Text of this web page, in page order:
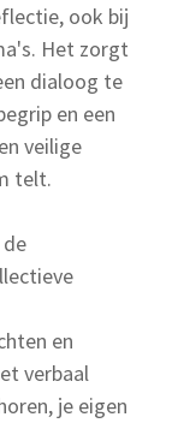
ook bij
Het zorgt
dialoog te
en een
veilige
telt.
en
verbaal
je eigen